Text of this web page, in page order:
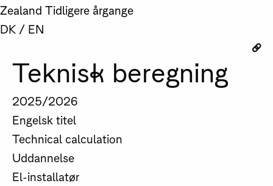
Zealand Tidligere årgange
DK / EN
Teknisk beregning
2025/2026
Engelsk titel
Technical calculation
Uddannelse
El-installatør